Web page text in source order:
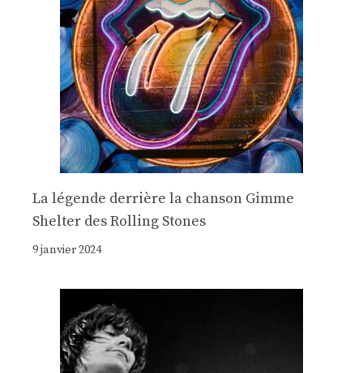
La légende derrière la chanson Gimme
Shelter des Rolling Stones
9 janvier 2024